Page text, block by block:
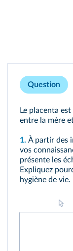
Question
Le placenta
entre la mère
1. À partir des
vos
présente les
Expliquez
hygiène de vie.